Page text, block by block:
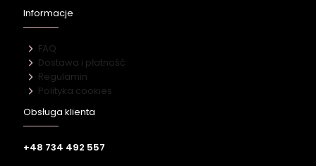
Informacje
FAQ
Dostawa i płatność
Regulamin
Polityka cookies
Obsługa klienta
+48 734 492 557